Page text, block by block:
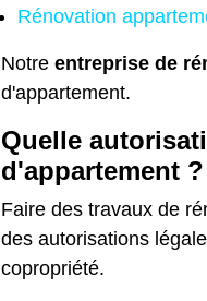
Rénovation
Notre entreprise de
d'appartement.
Quelle
d'appartement ?
Faire des travaux de
des autorisations
copropriété.